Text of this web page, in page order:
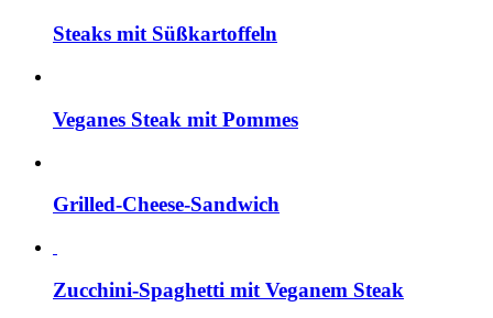
Steaks mit Süßkartoffeln
Veganes Steak mit Pommes
Grilled-Cheese-Sandwich
Zucchini-Spaghetti mit Veganem Steak